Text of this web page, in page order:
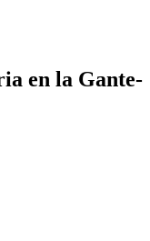
en la Gante-